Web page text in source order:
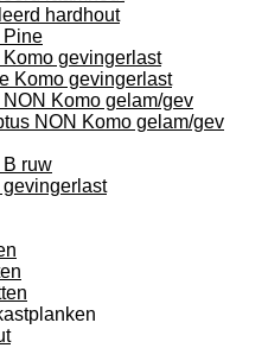
hardhout
Pine
Komo gevingerlast
Komo gevingerlast
NON Komo gelam/gev
NON Komo gelam/gev
ruw